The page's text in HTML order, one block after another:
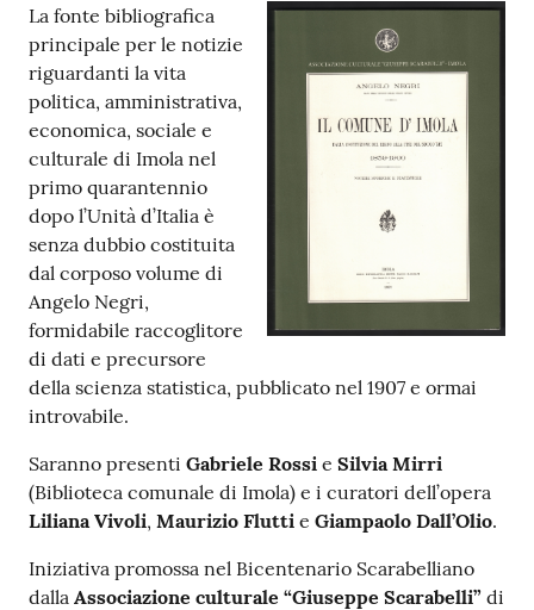
storico
Decentrate
Patto
per
la
lettura
Seguici
su
La fonte bibliografica
principale per le notizie
riguardanti la vita
politica, amministrativa,
economica, sociale e
culturale di Imola nel
primo quarantennio
dopo l’Unità d’Italia è
senza dubbio costituita
dal corposo volume di
Angelo Negri,
formidabile raccoglitore
di dati e precursore
della scienza statistica, pubblicato nel 1907 e ormai
introvabile.
Saranno presenti Gabriele Rossi e Silvia Mirri
(Biblioteca comunale di Imola) e i curatori dell’opera
Liliana Vivoli, Maurizio Flutti e Giampaolo Dall’Olio.
Iniziativa promossa nel Bicentenario Scarabelliano
dalla Associazione culturale “Giuseppe Scarabelli” di